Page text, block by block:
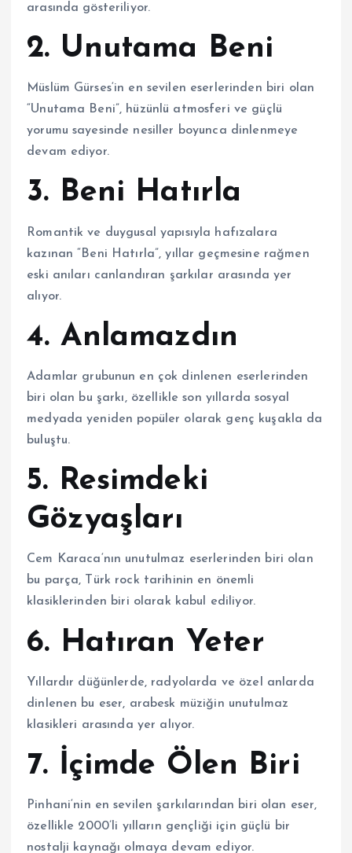
arasında gösteriliyor.
2. Unutama Beni
Müslüm Gürses‘in en sevilen eserlerinden biri olan
“Unutama Beni”, hüzünlü atmosferi ve güçlü
yorumu sayesinde nesiller boyunca dinlenmeye
devam ediyor.
3. Beni Hatırla
Romantik ve duygusal yapısıyla hafızalara
kazınan “Beni Hatırla”, yıllar geçmesine rağmen
eski anıları canlandıran şarkılar arasında yer
alıyor.
4. Anlamazdın
Adamlar grubunun en çok dinlenen eserlerinden
biri olan bu şarkı, özellikle son yıllarda sosyal
medyada yeniden popüler olarak genç kuşakla da
buluştu.
5. Resimdeki
Gözyaşları
Cem Karaca‘nın unutulmaz eserlerinden biri olan
bu parça, Türk rock tarihinin en önemli
klasiklerinden biri olarak kabul ediliyor.
6. Hatıran Yeter
Yıllardır düğünlerde, radyolarda ve özel anlarda
dinlenen bu eser, arabesk müziğin unutulmaz
klasikleri arasında yer alıyor.
7. İçimde Ölen Biri
Pinhani‘nin en sevilen şarkılarından biri olan eser,
özellikle 2000’li yılların gençliği için güçlü bir
nostalji kaynağı olmaya devam ediyor.